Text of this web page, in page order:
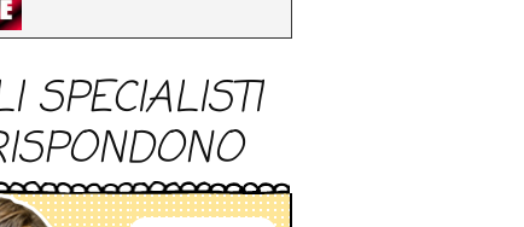
SPECIALISTI